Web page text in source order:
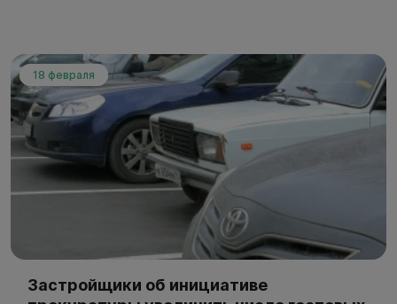
18 февраля
Застройщики об инициативе